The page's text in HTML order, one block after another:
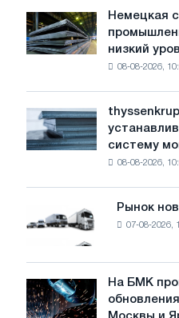
Немецкая
сталелитейная
промышленность
предупреждает:
воды
угрожает
Немецкая
низкий
08-08-2026,
thyssenkrupp
Rasselstein
устанавливает
фотоэлектрическую
целей
обезуглероживания
систему
08-08-2026,
Рынок
новых
грузовиков
в
июле
Рынок
07-08-2026,
На
БМК
На БМК